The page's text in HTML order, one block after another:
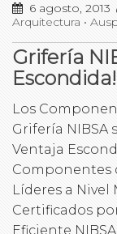
6 agosto, 2013
Arquitectura •
Grifería
Escondida!
Los
Grifería NIBSA
Ventaja
Componentes
Líderes a Nivel
Certificados
Eficiente